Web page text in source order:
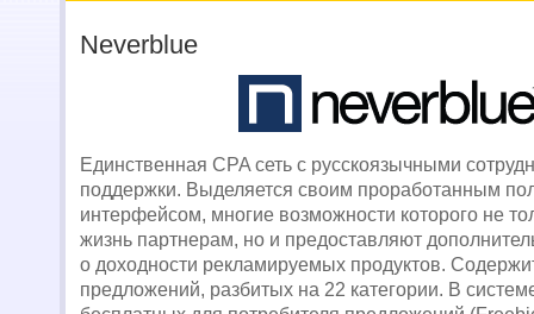
Neverblue
Единственная CPA сеть с русскоязычными
поддержки. Выделяется своим проработанным
интерфейсом, многие возможности которого не
жизнь партнерам, но и предоставляют
о доходности рекламируемых продуктов.
предложений, разбитых на 22 категории. В